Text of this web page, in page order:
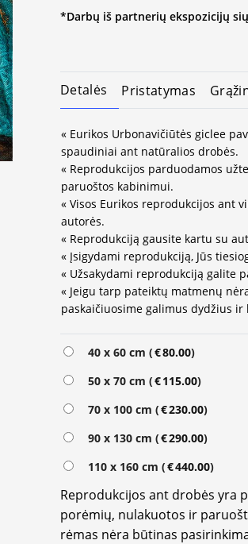
*Darbų iš partnerių ekspozicijų
Detalės Pristatymas
« Eurikos Urbonavičiūtės giclee
spaudiniai ant natūralios drobės.
« Reprodukcijos parduodamos
paruoštos kabinimui.
« Visos Eurikos reprodukcijos ant
autorės.
« Reprodukciją gausite kartu su
« Įsigydami reprodukciją, Jūs
« Užsakydami reprodukciją galite
« Jeigu tarp pateiktų matmenų
paskaičiuosime galimus dydžius ir
40 x 60 cm (€80.00)
50 x 70 cm (€115.00)
70 x 100 cm (€230.00)
90 x 130 cm (€290.00)
110 x 160 cm (€440.00)
Reprodukcijos ant drobės yra
porėmių, nulakuotos ir
rėmas nėra būtinas
Alternative: